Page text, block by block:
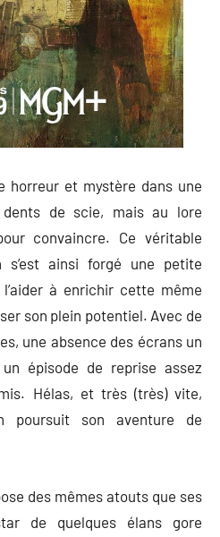
horreur et mystère dans une
de scie, mais au lore
convaincre. Ce véritable
ainsi forgé une petite
à enrichir cette même
son plein potentiel. Avec de
une absence des écrans un
épisode de reprise assez
Hélas, et très (très) vite,
poursuit son aventure de
des mêmes atouts que ses
de quelques élans gore